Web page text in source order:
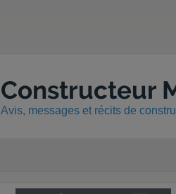
Constructeur
Avis, messages et récits de